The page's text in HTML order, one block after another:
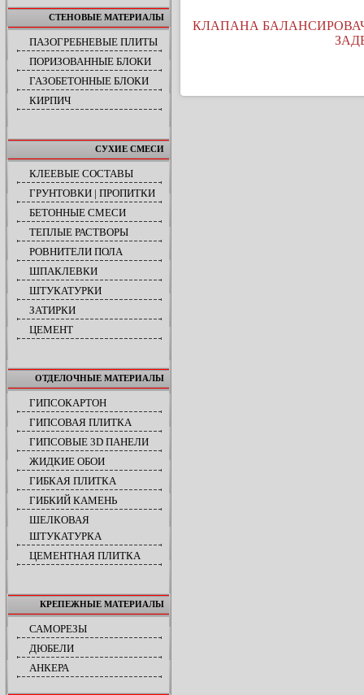
СТЕНОВЫЕ МАТЕРИАЛЫ
ПАЗОГРЕБНЕВЫЕ ПЛИТЫ
ПОРИЗОВАННЫЕ БЛОКИ
ГАЗОБЕТОННЫЕ БЛОКИ
КИРПИЧ
СУХИЕ СМЕСИ
КЛЕЕВЫЕ СОСТАВЫ
ГРУНТОВКИ | ПРОПИТКИ
БЕТОННЫЕ СМЕСИ
ТЕПЛЫЕ РАСТВОРЫ
РОВНИТЕЛИ ПОЛА
ШПАКЛЕВКИ
ШТУКАТУРКИ
ЗАТИРКИ
ЦЕМЕНТ
ОТДЕЛОЧНЫЕ МАТЕРИАЛЫ
ГИПСОКАРТОН
ГИПСОВАЯ ПЛИТКА
ГИПСОВЫЕ 3D ПАНЕЛИ
ЖИДКИЕ ОБОИ
ГИБКАЯ ПЛИТКА
ГИБКИЙ КАМЕНЬ
ШЕЛКОВАЯ
ШТУКАТУРКА
ЦЕМЕНТНАЯ ПЛИТКА
КРЕПЕЖНЫЕ МАТЕРИАЛЫ
САМОРЕЗЫ
ДЮБЕЛИ
АНКЕРА
КЛАПАНА